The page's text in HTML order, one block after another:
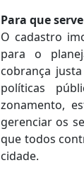
Para que
O cadastro
para o
cobrança
políticas
zonamento,
gerenciar os
que todos
cidade.